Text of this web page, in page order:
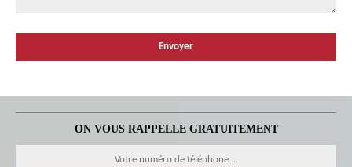
ON VOUS RAPPELLE GRATUITEMENT